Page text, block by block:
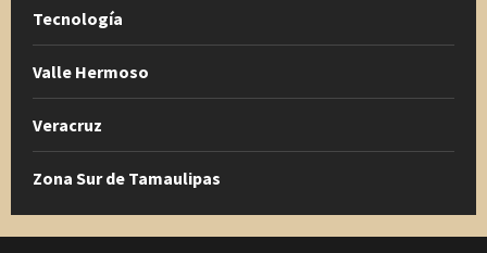
Tecnología
Valle Hermoso
Veracruz
Zona Sur de Tamaulipas